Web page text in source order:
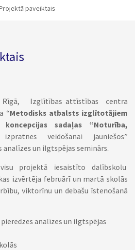
paveiktais
Rīgā, Izglītības attīstības centra
“Metodisks atbalsts izglītotājiem
koncepcijas sadaļas “Noturība,
veidošanai jauniešos”
un ilgtspējas seminārs.
projektā iesaistīto dalībskolu
izvērtēja februārī un martā skolās
viktorīnu un debašu īstenošanā
analīzes un ilgtspējas